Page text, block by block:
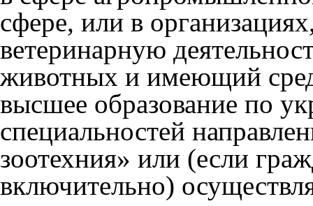
сфере, или в
ветеринарную
животных и имеющий
высшее образование по
специальностей
зоотехния» или (если
включительно)